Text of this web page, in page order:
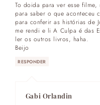
To doida para ver esse
para saber o que aconteceu
para conferir as histórias de
me rendi e li A Culpa é das
ler os outros livros, haha.
Beijo
RESPONDER
Gabi Orlandin